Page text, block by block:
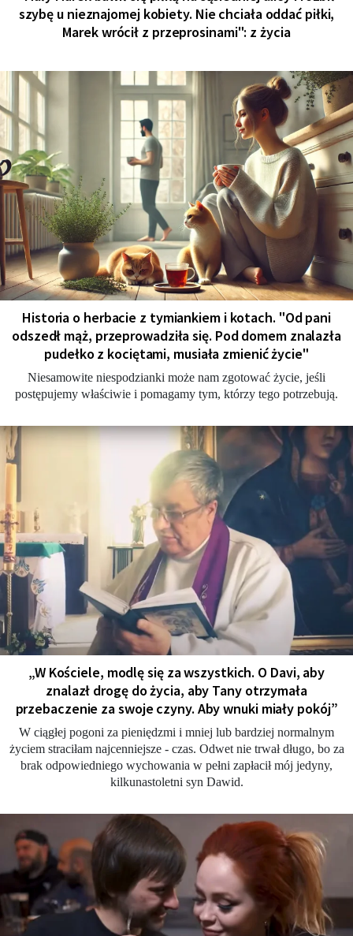
szybę u nieznajomej kobiety. Nie chciała oddać piłki,
Marek wrócił z przeprosinami": z życia
Historia o herbacie z tymiankiem i kotach. "Od pani
odszedł mąż, przeprowadziła się. Pod domem znalazła
pudełko z kociętami, musiała zmienić życie"
Niesamowite niespodzianki może nam zgotować życie, jeśli
postępujemy właściwie i pomagamy tym, którzy tego potrzebują.
„W Kościele, modlę się za wszystkich. O Davi, aby
znalazł drogę do życia, aby Tany otrzymała
przebaczenie za swoje czyny. Aby wnuki miały pokój”
W ciągłej pogoni za pieniędzmi i mniej lub bardziej normalnym
życiem straciłam najcenniejsze - czas. Odwet nie trwał długo, bo za
brak odpowiedniego wychowania w pełni zapłacił mój jedyny,
kilkunastoletni syn Dawid.